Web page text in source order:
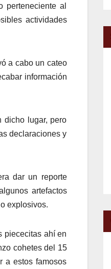
al
actividades
a cabo un cateo
información
dicho lugar, pero
declaraciones y
dar un reporte
artefactos
explosivos.
piececitas ahí en
cohetes del 15
a estos famosos